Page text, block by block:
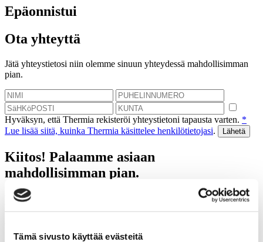
Tämä sivusto käyttää evästeitä
Epäonnistui
Ota yhteyttä
Jätä yhteystietosi niin olemme sinuun yhteydessä mahdollisimman
pian.
Hyväksyn, että Thermia rekisteröi yhteystietoni tapausta varten. *
Lue lisää siitä, kuinka Thermia käsittelee henkilötietojasi.
Kiitos! Palaamme asiaan
mahdollisimman pian.
Epäonnistui